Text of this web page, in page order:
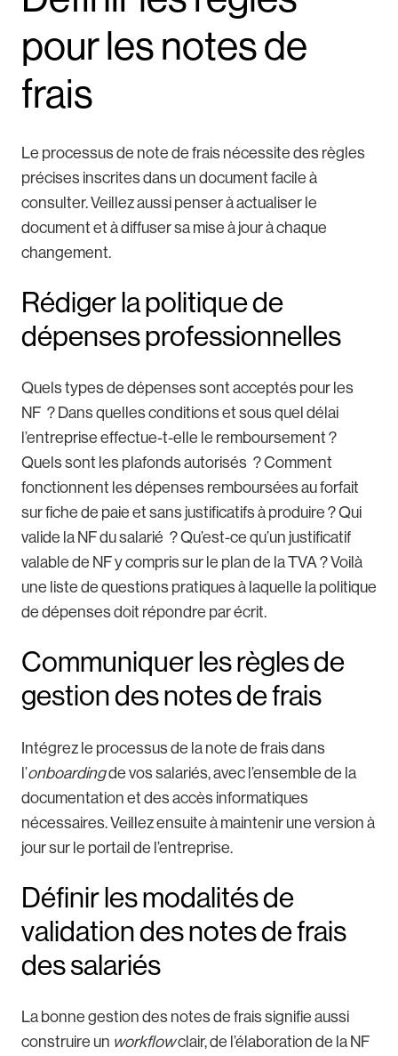
pour les notes de
frais
Le processus de note de frais nécessite des règles
précises inscrites dans un document facile à
consulter. Veillez aussi penser à actualiser le
document et à diffuser sa mise à jour à chaque
changement.
Rédiger la politique de
dépenses professionnelles
Quels types de dépenses sont acceptés pour les
NF ? Dans quelles conditions et sous quel délai
l’entreprise effectue-t-elle le remboursement ?
Quels sont les plafonds autorisés ? Comment
fonctionnent les dépenses remboursées au forfait
sur fiche de paie et sans justificatifs à produire ? Qui
valide la NF du salarié ? Qu’est-ce qu’un justificatif
valable de NF y compris sur le plan de la TVA ? Voilà
une liste de questions pratiques à laquelle la politique
de dépenses doit répondre par écrit.
Communiquer les règles de
gestion des notes de frais
Intégrez le processus de la note de frais dans
l’onboardingde vos salariés, avec l’ensemble de la
documentation et des accès informatiques
nécessaires. Veillez ensuite à maintenir une version à
jour sur le portail de l’entreprise.
Définir les modalités de
validation des notes de frais
des salariés
La bonne gestion des notes de frais signifie aussi
construire un workflowclair, de l’élaboration de la NF